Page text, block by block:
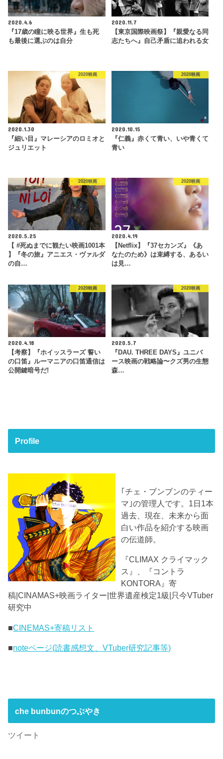
2020.4.6
『17歳の瞳に映る世界』生も死
も最後に選ぶのは自分
2020.11.7
【東京国際映画祭】『親愛なる同
志たちへ』自己矛盾に追われる女
2020映画
2020.1.30
『細い目』マレーシアのロミオと
ジュリエット
2020映画
2020.10.15
『仁義』赤くて青い、いや青くて
青い
2020映画
2020.5.25
【 #死ぬまでに観たい映画1001本
】『冬の旅』アニエス・ヴァルダ
の自…
2020映画
2020.4.19
【Netflix】『37セカンズ』《あ
なたのため》は束縛する、あるい
は見…
2020映画
2020.4.18
【考察】『ホイッスラーズ 誓い
の口笛』ルーマニアの口笛通信は
公開鍵暗号だ!
2020映画
2020.5.7
『DAU. THREE DAYS』ユニバ
ース映画の戦略論〜クズ男の生態
森…
Profile
｢チェ・ブンブンのティー
マ｣の管理人です。1日1本
過去、現在、未来から面
白い作品を紹介する映画
の伝道師。
『CLIMAX クライマック
ス』、『コントラ
KONTORA』寄
稿|CINAMAS+映画ライター|世界遺産検定1級|只今VTuber
研究中
■CINEMAS+寄稿リスト
■noteページ(読書感想文、VTuber研究記事等)
che bunbunのつぶやき
ツイート